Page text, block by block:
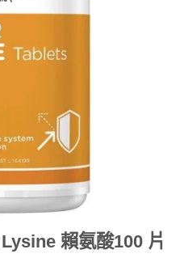
賴氨酸100 片